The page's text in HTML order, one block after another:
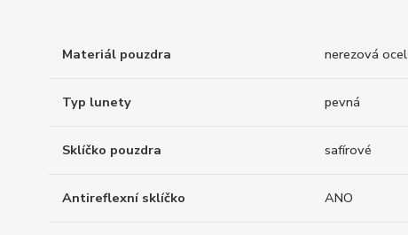
Materiál pouzdra nerezová ocel
Typ lunety pevná
Sklíčko pouzdra safírové
Antireflexní sklíčko ANO